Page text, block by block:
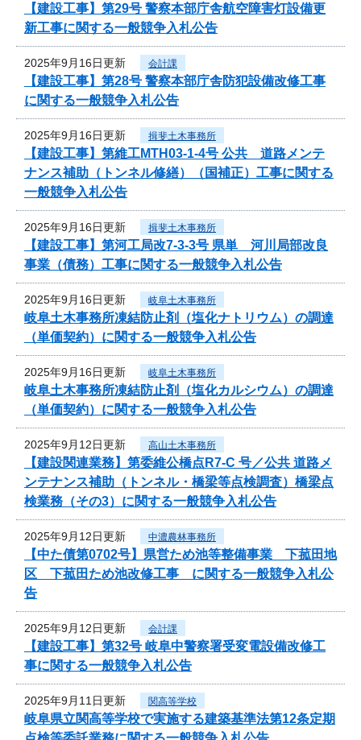
【建設工事】第29号 警察本部庁舎航空障害灯設備更
新工事に関する一般競争入札公告
2025年9月16日更新 会計課
【建設工事】第28号 警察本部庁舎防犯設備改修工事
に関する一般競争入札公告
2025年9月16日更新 揖斐土木事務所
【建設工事】第維工MTH03-1-4号 公共 道路メンテ
ナンス補助（トンネル修繕）（国補正）工事に関する
一般競争入札公告
2025年9月16日更新 揖斐土木事務所
【建設工事】第河工局改7-3-3号 県単 河川局部改良
事業（債務）工事に関する一般競争入札公告
2025年9月16日更新 岐阜土木事務所
岐阜土木事務所凍結防止剤（塩化ナトリウム）の調達
（単価契約）に関する一般競争入札公告
2025年9月16日更新 岐阜土木事務所
岐阜土木事務所凍結防止剤（塩化カルシウム）の調達
（単価契約）に関する一般競争入札公告
2025年9月12日更新 高山土木事務所
【建設関連業務】第委維公橋点R7-C 号／公共 道路メ
ンテナンス補助（トンネル・橋梁等点検調査）橋梁点
検業務（その3）に関する一般競争入札公告
2025年9月12日更新 中濃農林事務所
【中た債第0702号】県営ため池等整備事業 下菰田地
区 下菰田ため池改修工事 に関する一般競争入札公
告
2025年9月12日更新 会計課
【建設工事】第32号 岐阜中警察署受変電設備改修工
事に関する一般競争入札公告
2025年9月11日更新 関高等学校
岐阜県立関高等学校で実施する建築基準法第12条定期